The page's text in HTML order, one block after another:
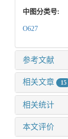
中图分类号:
O627
参考文献
相关文章 15
相关统计
本文评价